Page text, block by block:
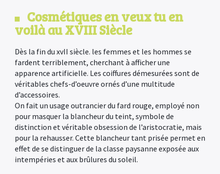
Cosmétiques en veux tu en
voilà au XVIII Siècle
Dès la fin du xvII siècle. les femmes et les hommes se
fardent terriblement, cherchant à afficher une
apparence artificielle. Les coiffures démesurées sont de
véritables chefs-d’oeuvre ornés d’une multitude
d’accessoires.
On fait un usage outrancier du fard rouge, employé non
pour masquer la blancheur du teint, symbole de
distinction et véritable obsession de l’aristocratie, mais
pour la rehausser. Cette blancheur tant prisée permet en
effet de se distinguer de la classe paysanne exposée aux
intempéries et aux brûlures du soleil.